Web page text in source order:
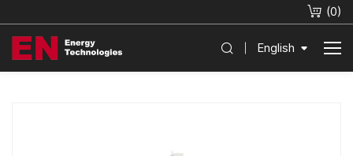
(0)
English